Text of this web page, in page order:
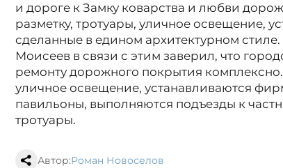
и дороге к Замку коварства и любви
разметку, тротуары, уличное освещение,
сделанные в едином архитектурном стиле.
Моисеев в связи с этим заверил, что
ремонту дорожного покрытия
уличное освещение, устанавливаются
павильоны, выполняются подъезды к
тротуары.
Автор:Роман Новоселов